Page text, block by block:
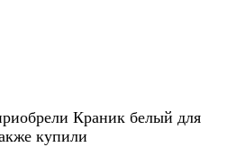
Краник белый для
купили